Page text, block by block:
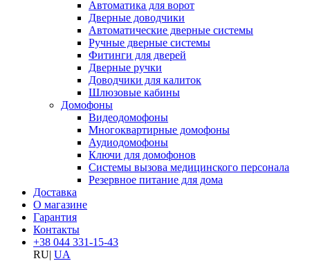
Автоматика для ворот
Дверные доводчики
Автоматические дверные системы
Ручные дверные системы
Фитинги для дверей
Дверные ручки
Доводчики для калиток
Шлюзовые кабины
Домофоны
Видеодомофоны
Многоквартирные домофоны
Аудиодомофоны
Ключи для домофонов
Системы вызова медицинского персонала
Резервное питание для дома
Доставка
О магазине
Гарантия
Контакты
+38 044 331-15-43
RU| UA